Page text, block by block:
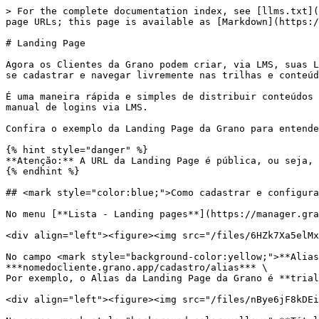
> For the complete documentation index, see [llms.txt](https://docs.grano.app/llms.txt). Markdown versions of documentation pages are available by appending `.md` to page URLs; this page is available as [Markdown](https://docs.grano.app/conteudo/lms/setup-do-cliente/landing-page.md).

# Landing Page

Agora os Clientes da Grano podem criar, via LMS, suas Landing Pages personalizadas para captação de novos usuários. Ao divulgar essa página, qualquer usuário poderá se cadastrar e navegar livremente nas trilhas e conteúdos pré-definidos pelo Cliente.

É uma maneira rápida e simples de distribuir conteúdos (aqueles que o Cliente queira disponibilizar em formato aberto), sem a necessidade de um pré-cadastro ou carga manual de logins via LMS.

Confira o exemplo da Landing Page da Grano para entender seu funcionamento: <https://edu.grano.app/cadastro/trial>&#x20;

{% hint style="danger" %}
**Atenção:** A URL da Landing Page é pública, ou seja, qualquer pessoa com acesso ao link dessa Landing Page poderá fazer a inscrição na plataforma.
{% endhint %}

## <mark style="color:blue;">Como cadastrar e configurar uma Landing Page</mark>

No menu [**Lista - Landing pages**](https://manager.grano.app/admin/landings) clique em "Adicionar Landing Page"

<div align="left"><figure><img src="/files/6HZk7Xa5elMxcSQA34Br" alt=""><figcaption></figcaption></figure></div>

No campo <mark style="background-color:yellow;">**Alias**</mark> adicione o texto que você quer que fique na URL da Landing Page. O padrão é ***nomedocliente.grano.app/cadastro/alias*** \
Por exemplo, o Alias da Landing Page da Grano é **trial**, então a nossa URL fica ***edu.grano.app/cadastro/trial***

<div align="left"><figure><img src="/files/nBye6jF8kDEi7JCgpkFz" alt=""><figcaption></figcaption></figure></div>

No campo <mark style="background-color:yellow;">**Título**</mark>, você pode adicionar um título para a sua Landing Page. Esse campo é opcional.

<div align="left"><figure><img src="/files/EC1dgwZR0JAoFLkebA8T" alt=""><figcaption></figcaption></figure></div>

No campo <mark style="background-color:yellow;">**Subtítulo**</mark>, você pode adicionar um título para a sua Landing Page. Esse campo é opcional.

<div align="left"><figure><img src="/files/14U7Os3olzHtGj3B5r0a" alt=""><figcaption></figcaption></figure></div>

No campo <mark style="background-color:yellow;">**Texto**</mark> você pode adicionar o conteúdo que aparecerá **logo abaixo do seu Título e Subtítulo**, ou seja, aparecerá ao lado esquerdo da sua página. Aqui você pode adicionar texto e imagens.

<div align="left"><figure><img src="/files/EOWB9jZK5P0X6bxr7Qz1" alt=""><figcaption></figcaption></figure></div>

No campo <mark style="background-color:yellow;">**Texto - Direita (Texto de apoio)**</mark> você pode adicionar o conteúdo que aparecerá **logo acima do formulário de contato**, ou seja, que aparecerá ao lado direito da sua página.

<div align="left"><figure><img src="/files/6FGmcq2u8ptSg14wzkpo" alt=""><figcaption></figcaption></figure></div>

Agora é hora de adicionar as imagens do **Header e do Footer** para personalizar a sua Landing Page.

Para o <mark style="color:orange;">**header**</mark>, você pode produzir imagens mais elaboradas, que tenham o seu logo,